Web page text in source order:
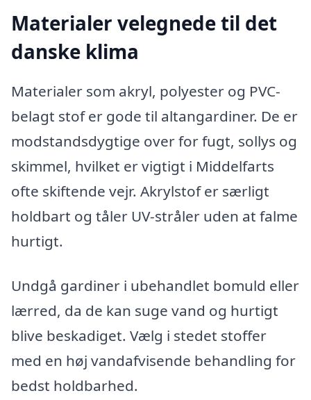
Materialer velegnede til det
danske klima
Materialer som akryl, polyester og PVC-
belagt stof er gode til altangardiner. De er
modstandsdygtige over for fugt, sollys og
skimmel, hvilket er vigtigt i Middelfarts
ofte skiftende vejr. Akrylstof er særligt
holdbart og tåler UV-stråler uden at falme
hurtigt.
Undgå gardiner i ubehandlet bomuld eller
lærred, da de kan suge vand og hurtigt
blive beskadiget. Vælg i stedet stoffer
med en høj vandafvisende behandling for
bedst holdbarhed.